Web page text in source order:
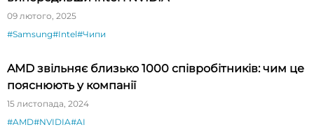
09 лютого, 2025
#Samsung#Intel#Чипи
AMD звільняє близько 1000 співробітників: чим це
пояснюють у компанії
15 листопада, 2024
#AMD#NVIDIA#AI